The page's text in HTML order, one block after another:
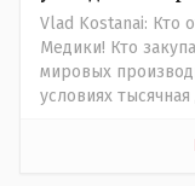
Vlad Kostanai: Кто
Медики! Кто
мировых
условиях
прививки. Бумага